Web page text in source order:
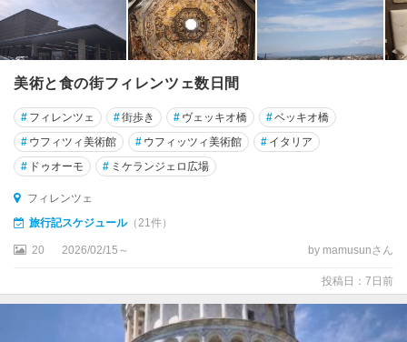
ト
カ
テ
ル
メ
ッ
ツ
ー
ノ
カ
ル
美術と食の街フィレンツェ数日間
# フィレンツェ #街歩き # ヴェッキオ橋 #ベッキオ橋
# ウフィツィ美術館 # ウフィッツィ美術館 # イタリア
# ドゥオーモ # ミケランジェロ広場
フィレンツェ
旅行記スケジュール（21件）
20 2026/02/15～ by mamusunさん
投稿日：7日前